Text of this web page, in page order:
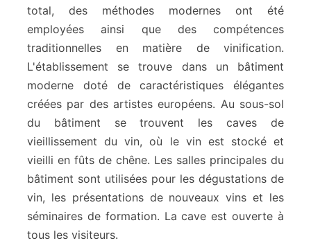
total, des méthodes modernes ont été
employées ainsi que des compétences
traditionnelles en matière de vinification.
L'établissement se trouve dans un bâtiment
moderne doté de caractéristiques élégantes
créées par des artistes européens. Au sous-sol
du bâtiment se trouvent les caves de
vieillissement du vin, où le vin est stocké et
vieilli en fûts de chêne. Les salles principales du
bâtiment sont utilisées pour les dégustations de
vin, les présentations de nouveaux vins et les
séminaires de formation. La cave est ouverte à
tous les visiteurs.